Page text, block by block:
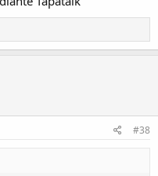
#38